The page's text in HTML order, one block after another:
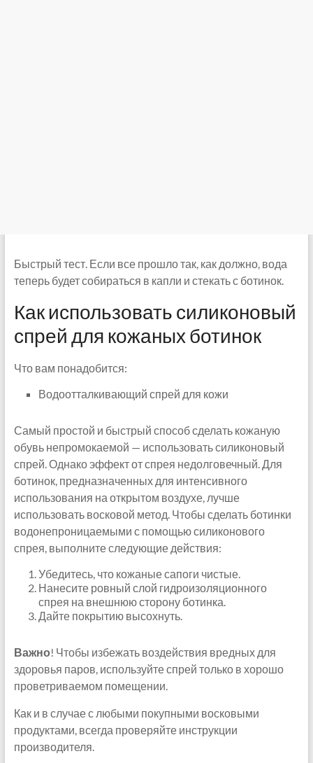
Быстрый тест. Если все прошло так, как должно, вода
теперь будет собираться в капли и стекать с ботинок.
Как использовать силиконовый
спрей для кожаных ботинок
Что вам понадобится:
Водоотталкивающий спрей для кожи
Самый простой и быстрый способ сделать кожаную
обувь непромокаемой — использовать силиконовый
спрей. Однако эффект от спрея недолговечный. Для
ботинок, предназначенных для интенсивного
использования на открытом воздухе, лучше
использовать восковой метод. Чтобы сделать ботинки
водонепроницаемыми с помощью силиконового
спрея, выполните следующие действия:
Убедитесь, что кожаные сапоги чистые.
Нанесите ровный слой гидроизоляционного
спрея на внешнюю сторону ботинка.
Дайте покрытию высохнуть.
Важно! Чтобы избежать воздействия вредных для
здоровья паров, используйте спрей только в хорошо
проветриваемом помещении.
Как и в случае с любыми покупными восковыми
продуктами, всегда проверяйте инструкции
производителя.